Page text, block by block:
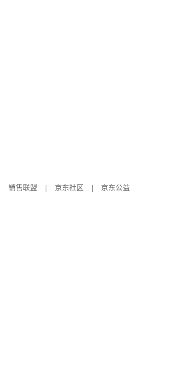
销售联盟 京东社区
京东公益